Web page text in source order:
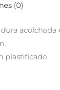
(0)
plastificado